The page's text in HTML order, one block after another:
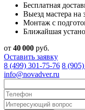
Бесплатная
Выезд мастера на
Монтаж с
Ближайшая
от 40000 руб.
Оставить заявку
8 (499) 301-75-76 8
info@novadver.ru